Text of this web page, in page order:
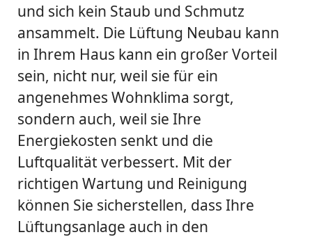
und sich kein Staub und Schmutz
ansammelt. Die Lüftung Neubau kann
in Ihrem Haus kann ein großer Vorteil
sein, nicht nur, weil sie für ein
angenehmes Wohnklima sorgt,
sondern auch, weil sie Ihre
Energiekosten senkt und die
Luftqualität verbessert. Mit der
richtigen Wartung und Reinigung
können Sie sicherstellen, dass Ihre
Lüftungsanlage auch in den